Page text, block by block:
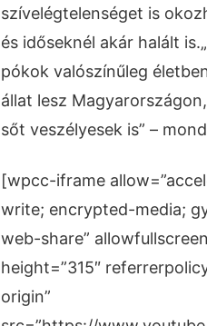
szívelégtelenséget is
és időseknél akár halált
pókok valószínűleg
állat lesz
sőt veszélyesek is” –
[wpcc-iframe
write; encrypted-media;
web-share”
height=”315″
origin”